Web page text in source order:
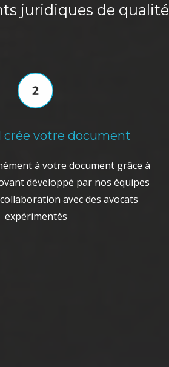
juridiques de qualité
crée votre document
à votre document grâce à
développé par nos équipes
avec des avocats
expérimentés